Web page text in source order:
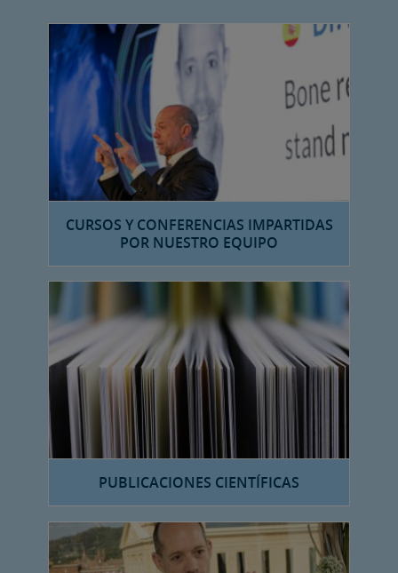
CURSOS Y CONFERENCIAS IMPARTIDAS
POR NUESTRO EQUIPO
PUBLICACIONES CIENTÍFICAS